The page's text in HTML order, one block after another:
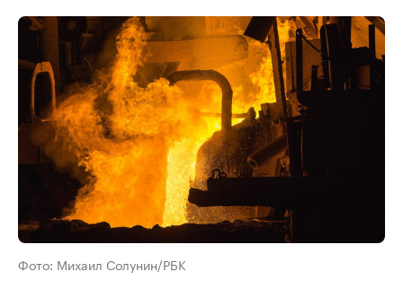
Фото: Михаил Солунин/РБК